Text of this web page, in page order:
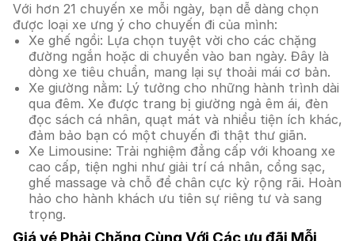
Với hơn 21 chuyến xe mỗi ngày, bạn dễ dàng chọn
được loại xe ưng ý cho chuyến đi của mình:
Xe ghế ngồi: Lựa chọn tuyệt vời cho các chặng
đường ngắn hoặc di chuyển vào ban ngày. Đây là
dòng xe tiêu chuẩn, mang lại sự thoải mái cơ bản.
Xe giường nằm: Lý tưởng cho những hành trình dài
qua đêm. Xe được trang bị giường ngả êm ái, đèn
đọc sách cá nhân, quạt mát và nhiều tiện ích khác,
đảm bảo bạn có một chuyến đi thật thư giãn.
Xe Limousine: Trải nghiệm đẳng cấp với khoang xe
cao cấp, tiện nghi như giải trí cá nhân, cổng sạc,
ghế massage và chỗ để chân cực kỳ rộng rãi. Hoàn
hảo cho hành khách ưu tiên sự riêng tư và sang
trọng.